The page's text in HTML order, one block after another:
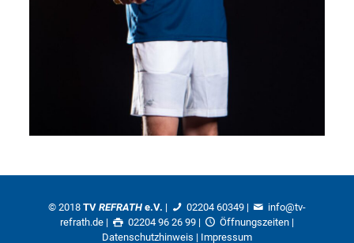
© 2018 TV REFRATHe.V. | 02204 60349 |
info@tv-
refrath.de | 02204 96 26 99 | Öffnungszeiten|
Datenschutzhinweis | Impressum